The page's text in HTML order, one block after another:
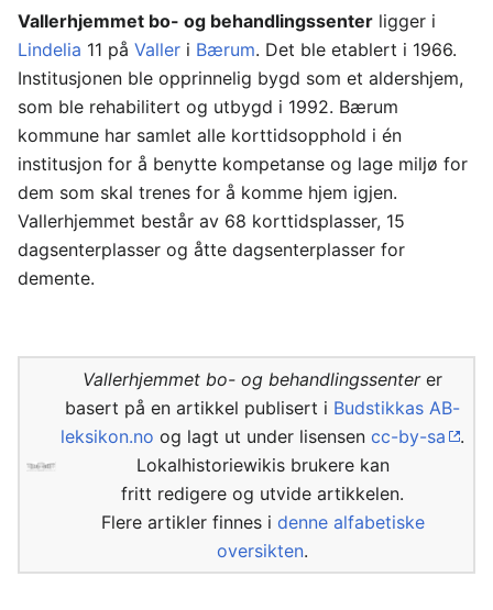
Vallerhjemmet bo- og behandlingssenter ligger i
Lindelia 11 på Valler i Bærum. Det ble etablert i 1966.
Institusjonen ble opprinnelig bygd som et aldershjem,
som ble rehabilitert og utbygd i 1992. Bærum
kommune har samlet alle korttidsopphold i én
institusjon for å benytte kompetanse og lage miljø for
dem som skal trenes for å komme hjem igjen.
Vallerhjemmet består av 68 korttidsplasser, 15
dagsenterplasser og åtte dagsenterplasser for
demente.
Vallerhjemmet bo- og behandlingssenterer
basert på en artikkel publisert i Budstikkas AB-
leksikon.no og lagt ut under lisensen cc-by-sa
.
Lokalhistoriewikis brukere kan
fritt redigere og utvide artikkelen.
Flere artikler finnes i denne alfabetiske
oversikten.